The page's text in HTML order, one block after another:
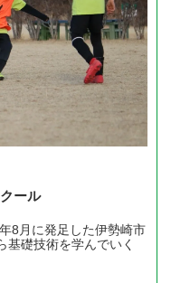
ール
8月に発足した伊勢崎市
基礎技術を学んでいく